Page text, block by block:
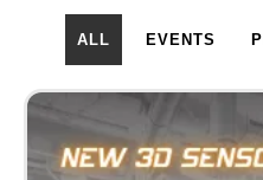
ALL EVENTS